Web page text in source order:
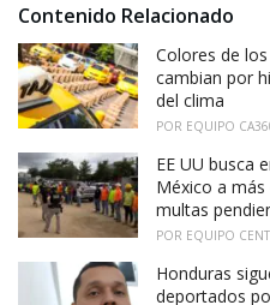
s
:
Contenido Relacionado
Colores de
cambian por
del clima
POR EQUIPO
EE UU busca
México a
multas
POR EQUIPO
Honduras
deportados